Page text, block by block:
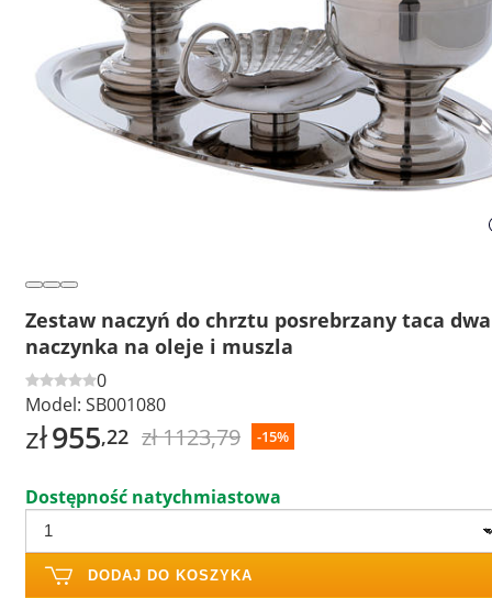
Zestaw naczyń do chrztu posrebrzany taca dwa
naczynka na oleje i muszla
0
Model: SB001080
zł955,22 zł 1123,79 -15%
Dostępność natychmiastowa
DODAJ DO KOSZYKA